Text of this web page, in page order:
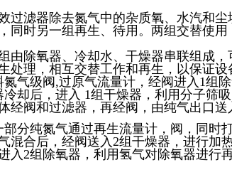
过滤器除去氮气中的杂质氧、水汽和
同时另一组再生、待用。两组交替使
由除氧器、冷却水、干燥器串联组成
处理，相互交替工作和再生，以保证设
氮气级阀,过原气流量计，经阀进入1组
冷却后，进入 1组干燥器，利用分子筛
经阀和过滤器，再经阀，由纯气出口送
部分纯氮气通过再生流量计，阀，同时
混合后，经阀送入2组干燥器，进行加
入2组除氧器，利用氢气对除氧器进行